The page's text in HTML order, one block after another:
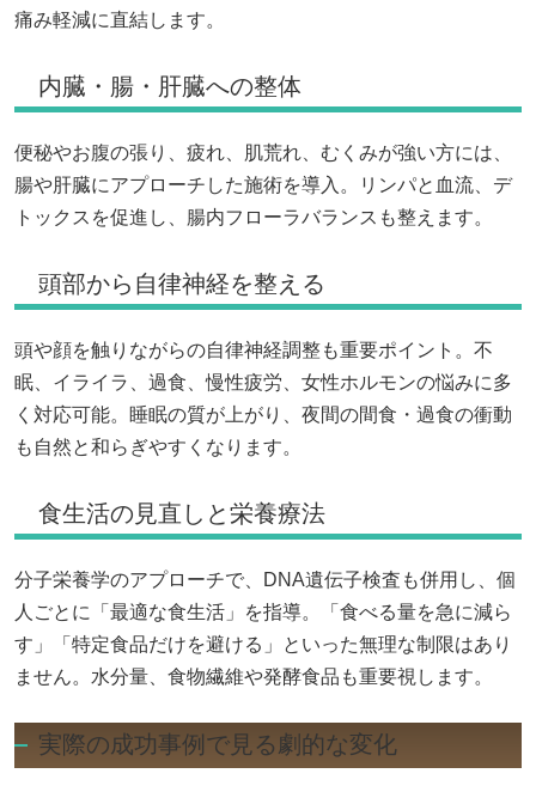
痛み軽減に直結します。
内臓・腸・肝臓への整体
便秘やお腹の張り、疲れ、肌荒れ、むくみが強い方には、
腸や肝臓にアプローチした施術を導入。リンパと血流、デ
トックスを促進し、腸内フローラバランスも整えます。
頭部から自律神経を整える
頭や顔を触りながらの自律神経調整も重要ポイント。不
眠、イライラ、過食、慢性疲労、女性ホルモンの悩みに多
く対応可能。睡眠の質が上がり、夜間の間食・過食の衝動
も自然と和らぎやすくなります。
食生活の見直しと栄養療法
分子栄養学のアプローチで、DNA遺伝子検査も併用し、個
人ごとに「最適な食生活」を指導。「食べる量を急に減ら
す」「特定食品だけを避ける」といった無理な制限はあり
ません。水分量、食物繊維や発酵食品も重要視します。
実際の成功事例で見る劇的な変化